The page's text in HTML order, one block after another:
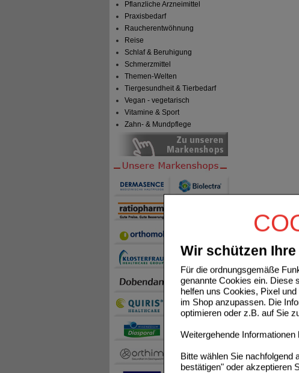
Wir schützen Ihre
Für die ordnungsgemäße
genannte Cookies ein. Diese
helfen uns Cookies, Pixel
im Shop anzupassen. Die
optimieren oder z.B. auf Sie
Weitergehende
Bitte wählen Sie nachfolgend
bestätigen" oder akzeptieren
Pflanzliche Arzneimittel
Praxisbedarf
Raucherentwöhnung
Reise
Schlaf & Beruhigung
Schmerzmittel
Themen-Welten
Tiergesundheit & Tierbedarf
Vegan - vegetarisch
Vitamine & Sport
Zahn- & Mundpflege